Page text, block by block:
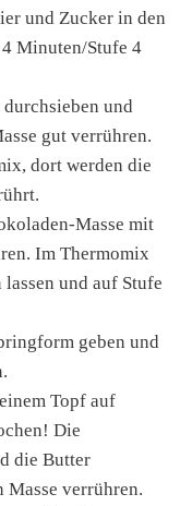
und Zucker in den
Minuten/Stufe 4
und
gut verrühren.
dort werden die
Masse mit
Im Thermomix
und auf Stufe
geben und
Topf auf
Die
die Butter
Masse verrühren.